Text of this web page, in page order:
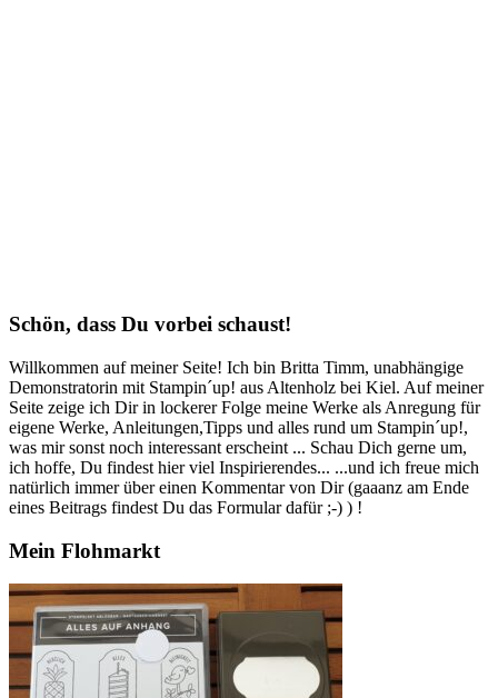
Schön, dass Du vorbei schaust!
Willkommen auf meiner Seite! Ich bin Britta Timm, unabhängige
Demonstratorin mit Stampin´up! aus Altenholz bei Kiel. Auf meiner
Seite zeige ich Dir in lockerer Folge meine Werke als Anregung für
eigene Werke, Anleitungen,Tipps und alles rund um Stampin´up!,
was mir sonst noch interessant erscheint ... Schau Dich gerne um,
ich hoffe, Du findest hier viel Inspirierendes... ...und ich freue mich
natürlich immer über einen Kommentar von Dir (gaaanz am Ende
eines Beitrags findest Du das Formular dafür ;-) ) !
Mein Flohmarkt